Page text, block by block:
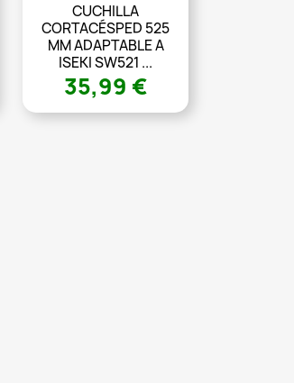
CUCHILLA
CORTACÉSPED 525
MM ADAPTABLE A
ISEKI SW521 ...
35,99 €